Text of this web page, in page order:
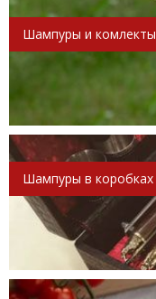
Шампуры и комлекты
Шампуры в коробках